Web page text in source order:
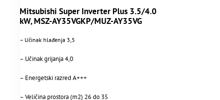
Mitsubishi Super Inverter Plus 3.5/4.0
kW, MSZ-AY35VGKP/MUZ-AY35VG
– Učinak hlađenja 3,5
– Učinak grijanja 4,0
– Energetski razred A+++
– Veličina prostora (m2) 26 do 35